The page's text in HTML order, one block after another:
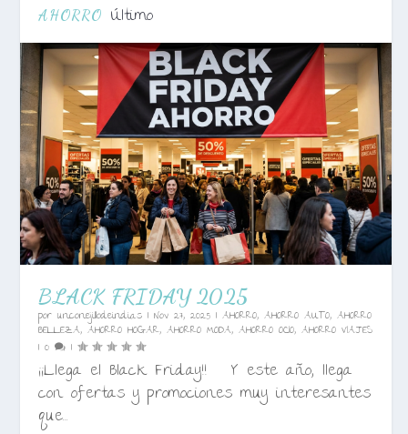
AHORRO Último
BLACK FRIDAY 2025
porunconejillodeindias |Nov 27, 2025 |AHORRO,AHORRO AUTO,AHORRO
BELLEZA,AHORRO HOGAR,AHORRO MODA,AHORRO OCIO,AHORRO VIAJES
|0 |
¡¡Llega el Black Friday!! Y este año, llega
con ofertas y promociones muy interesantes
que...